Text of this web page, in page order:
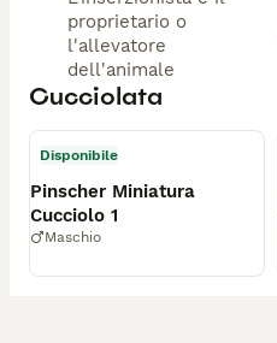
proprietario o
l'allevatore
dell'animale
Cucciolata
Disponibile
Pinscher Miniatura
Cucciolo 1
Maschio